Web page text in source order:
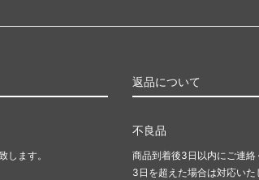
します。
返品について
不良品
商品到着後3日以内にご連絡
3日を超えた場合は対応いた